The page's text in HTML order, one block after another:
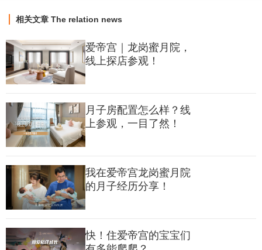
相关文章 The relation news
爱帝宫｜龙岗蜜月院，
线上探店参观！
月子房配置怎么样？线
上参观，一目了然！
我在爱帝宫龙岗蜜月院
的月子经历分享！
快！住爱帝宫的宝宝们